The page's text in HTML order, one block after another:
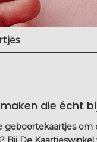
die écht
geboortekaartjesom